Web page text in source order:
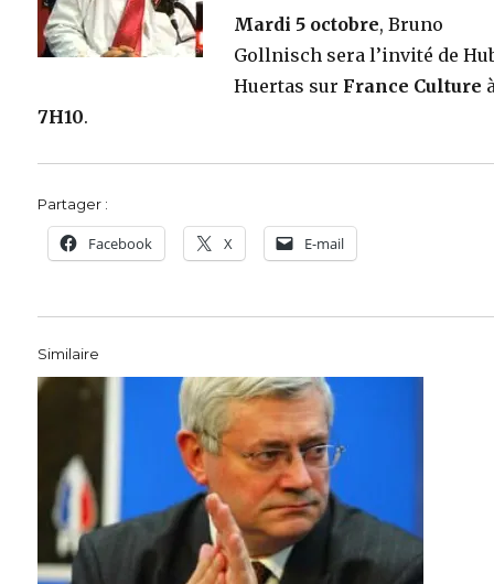
Mardi 5 octobre, Bruno
Gollnisch sera l’invité de
Huertas sur France Culture
7H10.
Partager :
Facebook X E-mail
Similaire